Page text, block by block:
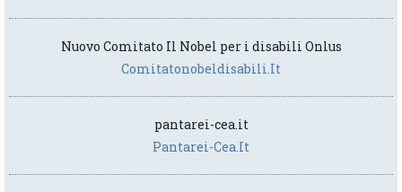
Nuovo Comitato Il Nobel per i disabili Onlus
Comitatonobeldisabili.it
pantarei-cea.it
Pantarei-Cea.it